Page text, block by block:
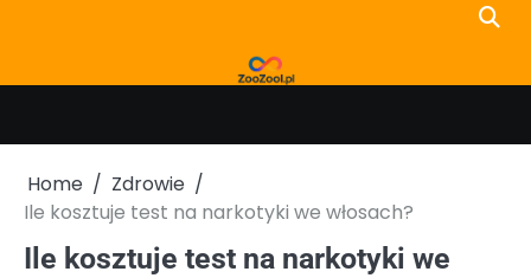
Home
Zdrowie
Ile kosztuje test na narkotyki we włosach?
Ile kosztuje test na narkotyki we